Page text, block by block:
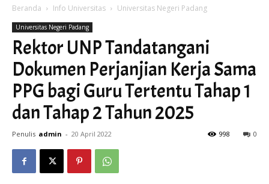
Beranda Info Universitas Universitas Negeri Padang
Universitas Negeri Padang
Rektor UNP Tandatangani
Dokumen Perjanjian Kerja Sama
PPG bagi Guru Tertentu Tahap 1
dan Tahap 2 Tahun 2025
Penulis admin - 20 April 2022 0
998